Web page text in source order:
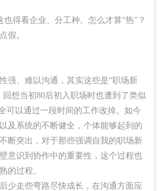
得看企业、分工种。怎么才算“热”？
假。
强、难以沟通，其实这些是“职场新
回想当初80后初入职场时也遭到了类似
可以通过一段时间的工作改掉。如今
及系统的不断健全，个体能够起到的
断突出，对于那些强调自我的职场新
意识到协作中的重要性，这个过程也
的过程。
少走些弯路尽快成长，在沟通方面应